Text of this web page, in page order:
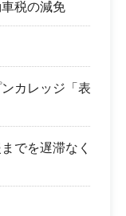
税の減免
カレッジ「表
でを遅滞なく